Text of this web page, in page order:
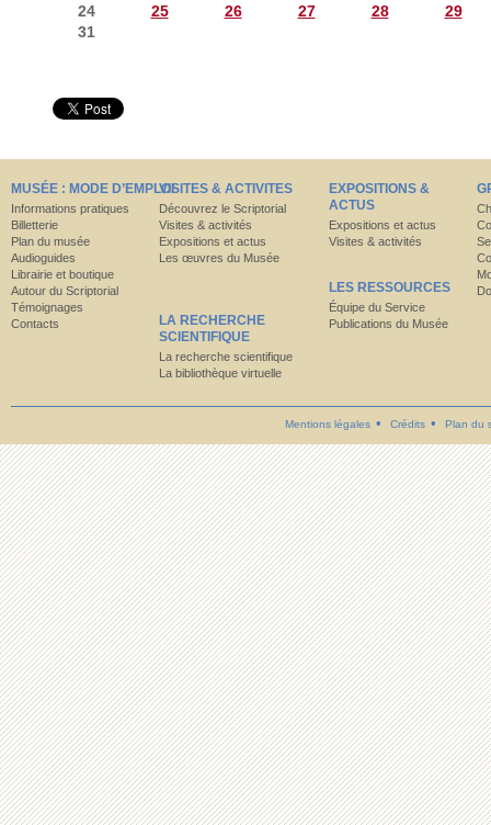
24
25 26 27 28
29
31
MUSÉE : MODE D’EMPLOI
Informations pratiques
Billetterie
Plan du musée
Audioguides
Librairie et boutique
Autour du Scriptorial
Témoignages
Contacts
VISITES & ACTIVITES
Découvrez le Scriptorial
Visites & activités
Expositions et actus
Les œuvres du Musée
LA RECHERCHE
SCIENTIFIQUE
La recherche scientifique
La bibliothèque virtuelle
EXPOSITIONS &
ACTUS
Expositions et actus
Visites & activités
LES RESSOURCES
Équipe du Service
Publications du Musée
Mentions légales Crédits Plan du